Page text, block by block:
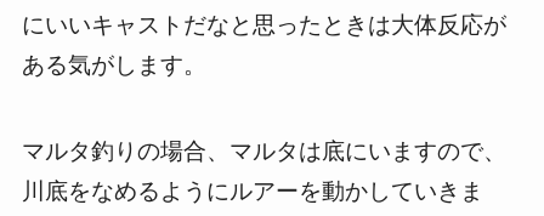
にいいキャストだなと思ったときは大体反応が
ある気がします。
マルタ釣りの場合、マルタは底にいますので、
川底をなめるようにルアーを動かしていきま